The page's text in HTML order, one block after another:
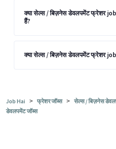
क्या सेल्स / बिज़नेस डेवलपमेंट फ्रेशर
हैं?
क्या सेल्स / बिज़नेस डेवलपमेंट फ्रेशर jobs
Job Hai > फ्रेशर जॉब्स > सेल्स / बिज़नेस
डेवलपमेंट जॉब्स